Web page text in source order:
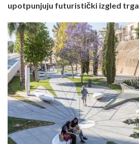
upotpunjuju futuristički izgled trga